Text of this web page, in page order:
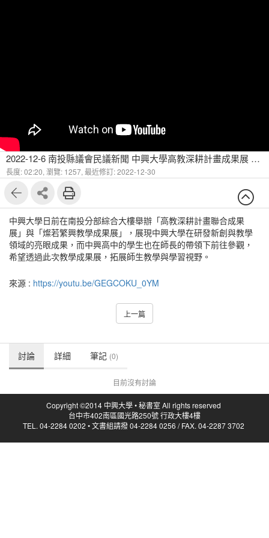
2022-12-6 南投縣議會民議新聞 中興大學高教深耕計畫成果展 在南投分部展出
長度: 02:20, 瀏覽: 1257, 最近修訂: 2022-12-30
中興大學日前在南投分部綜合大樓舉辦「高教深耕計畫聯合成果
展」與「燦若繁興教學成果展」，展現中興大學在研發新創與教學
領域的亮眼成果，而中興高中的學生也在師長的帶領下前往參觀，
希望透過此次教學成果展，拓展師生教學與學習視野。
來源 : https://youtu.be/GEGCOKU_0YM
上一篇
討論 詳細 筆記 (0)
目前沒有討論
Copyright ©2014 中興大學 • 秘書室 All rights reserved
台中市402南區國光路250號 行政大樓4樓
TEL. 04-2284 0202 • 文書組請撥 04-2284 0256 / FAX. 04-2287 3702